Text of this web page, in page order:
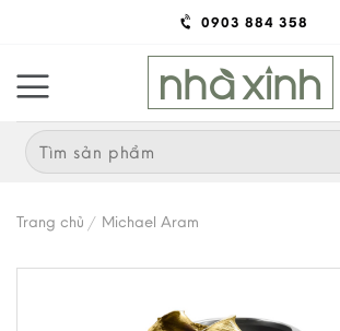
content
0903 884 358
Search
for:
Trang chủ / Michael Aram